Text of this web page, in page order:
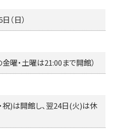
（日）
曜・土曜は21:00まで開館）
祝)は開館し、翌24日(火)は休